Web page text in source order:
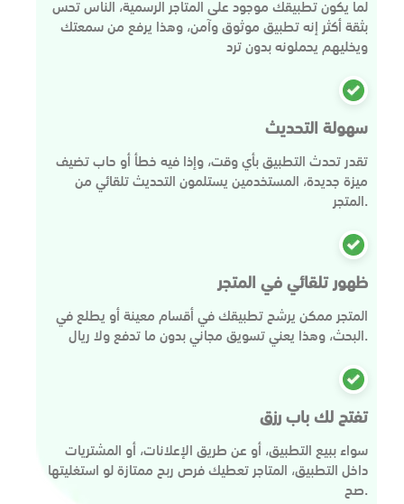
لما يكون تطبيقك موجود على المتاجر الرسمية، الناس تحس
بثقة أكثر إنه تطبيق موثوق وآمن، وهذا يرفع من سمعتك
ويخليهم يحملونه بدون ترد
سهولة التحديث
تقدر تحدث التطبيق بأي وقت، وإذا فيه خطأ أو حاب تضيف
ميزة جديدة، المستخدمين يستلمون التحديث تلقائي من
المتجر.
ظهور تلقائي في المتجر
المتجر ممكن يرشح تطبيقك في أقسام معينة أو يطلع في
البحث، وهذا يعني تسويق مجاني بدون ما تدفع ولا ريال.
تفتح لك باب رزق
سواء ببيع التطبيق، أو عن طريق الإعلانات، أو المشتريات
داخل التطبيق، المتاجر تعطيك فرص ربح ممتازة لو استغليتها
صح.